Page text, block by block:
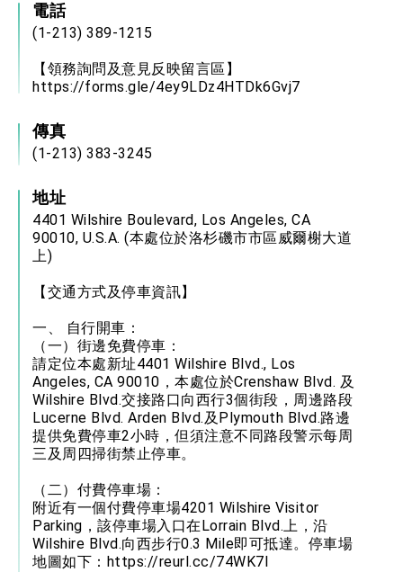
我國政府將在美國亞利桑納州設立「駐鳳凰城辦
電話
(1-213) 389-1215
【領務詢問及意見反映留言區】
https://forms.gle/4ey9LDz4HTDk6Gvj7
傳真
(1-213) 383-3245
地址
4401 Wilshire Boulevard, Los Angeles, CA
90010, U.S.A. (本處位於洛杉磯市市區威爾榭大道
上)
【交通方式及停車資訊】
一、 自行開車：
（一）街邊免費停車：
請定位本處新址4401 Wilshire Blvd., Los
Angeles, CA 90010，本處位於Crenshaw Blvd. 及
Wilshire Blvd.交接路口向西行3個街段，周邊路段
Lucerne Blvd. Arden Blvd.及Plymouth Blvd.路邊
提供免費停車2小時，但須注意不同路段警示每周
三及周四掃街禁止停車。
（二）付費停車場：
附近有一個付費停車場4201 Wilshire Visitor
Parking，該停車場入口在Lorrain Blvd.上，沿
Wilshire Blvd.向西步行0.3 Mile即可抵達。停車場
地圖如下： https://reurl.cc/74WK7l